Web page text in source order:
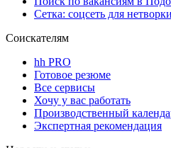
Сетка: соцсеть для
Соискателям
hh PRO
Готовое резюме
Все сервисы
Хочу у вас работать
Производственный
Экспертная рекомендация